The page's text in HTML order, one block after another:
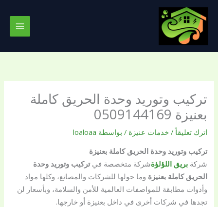
تخطي
المحتوى
تركيب وتوريد وحدة الحريق كاملة
بعنيزة 0509144169
اترك تعليقاً / خدمات عنيزة / بواسطة loaloaa
تركيب وتوريد وحدة الحريق كاملة بعنيزة
شركة بريق اللؤلؤةشركة متخصصة فيتركيب وتوريد وحدة
الحريق كاملة بعنيزة وما حولها للشركات والمصانع، وكلها مواد
وأدوات مطابقة للمواصفات العالمية للأمن والسلامة، وبأسعار لن
تجدها في شركات أخرى في داخل بعنيزة أو خارجها.